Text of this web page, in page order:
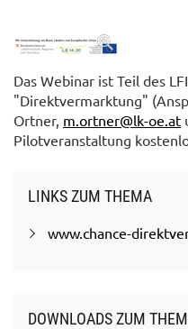
Das Webinar ist Teil des
"Direktvermarktung"
Ortner, m.ortner@lk-oe.at
Pilotveranstaltung
LINKS ZUM THEMA
www.chance-
DOWNLOADS ZUM